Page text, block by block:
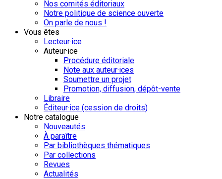
Nos comités éditoriaux
Notre politique de science ouverte
On parle de nous !
Vous êtes
Lecteur·ice
Auteur·ice
Procédure éditoriale
Note aux auteur·ices
Soumettre un projet
Promotion, diffusion, dépôt-vente
Libraire
Éditeur·ice (cession de droits)
Notre catalogue
Nouveautés
À paraître
Par bibliothèques thématiques
Par collections
Revues
Actualités